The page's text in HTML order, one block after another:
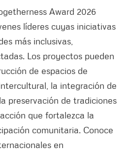
Award 2026
líderes cuyas iniciativas
más inclusivas,
Los proyectos pueden
de espacios de
la integración de
preservación de tradiciones
que fortalezca la
comunitaria. Conoce
en